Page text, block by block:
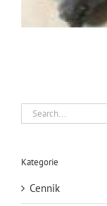
Search
for:
Kategorie
Cennik